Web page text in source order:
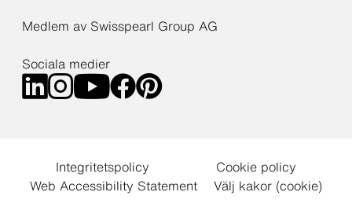
Medlem av Swisspearl Group AG
Sociala medier
Integritetspolicy
Cookie policy
Web Accessibility Statement
Välj kakor (cookie)